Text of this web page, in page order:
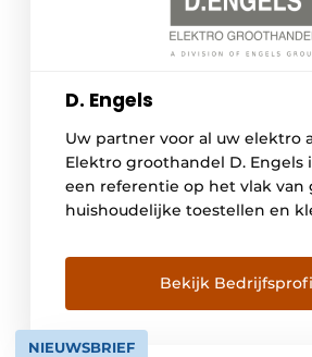
D. Engels
Uw partner voor al uw elektro
Elektro groothandel D. Engels
een referentie op het vlak van
huishoudelijke toestellen en
wijze onderverdeeld in
als koken, koelen, reinigen,
audio, verwarmen &
water. Wij staan elke dag […]
Bekijk
NIEUWSBRIEF